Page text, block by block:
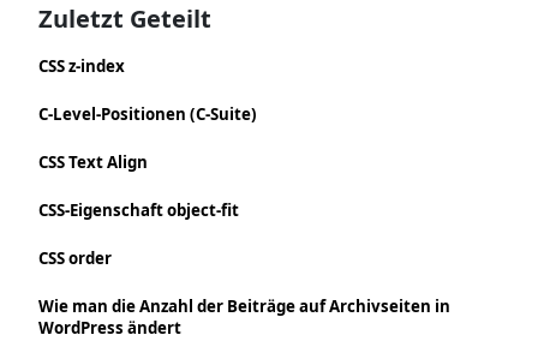
Zuletzt Geteilt
CSS z-index
C-Level-Positionen (C-Suite)
CSS Text Align
CSS-Eigenschaft object-fit
CSS order
Wie man die Anzahl der Beiträge auf Archivseiten in
WordPress ändert